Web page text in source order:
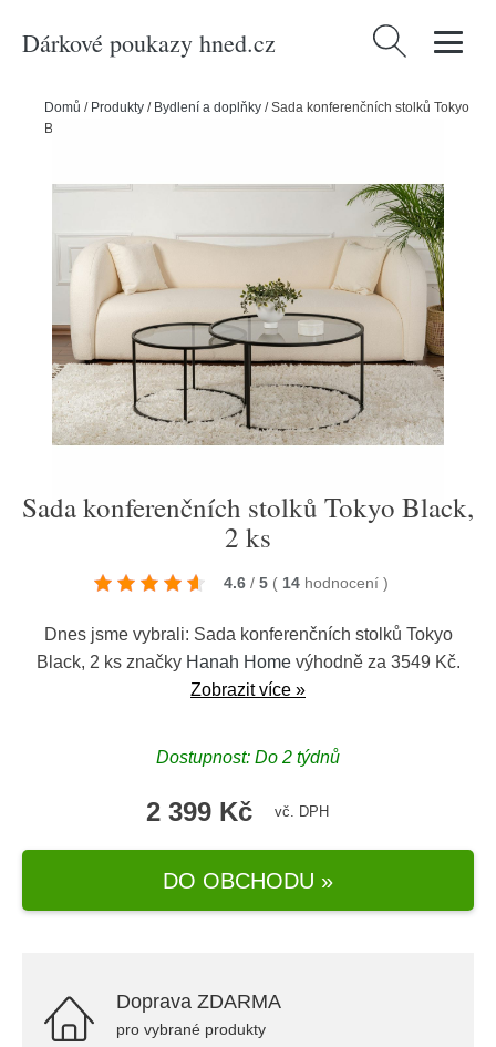
Dárkové poukazy hned.cz Vyhledávání
Domů / Produkty / Bydlení a doplňky /Sada konferenčních stolků Tokyo
Black, 2 ks
Sada konferenčních stolků Tokyo Black,
2 ks
4.6 / 5 ( 14 hodnocení )
Dnes jsme vybrali: Sada konferenčních stolků Tokyo
Black, 2 ks značky Hanah Homevýhodně za 3549 Kč.
Zobrazit více »
Dostupnost: Do 2 týdnů
2 399 Kč vč. DPH
DO OBCHODU »
Doprava ZDARMA
pro vybrané produkty